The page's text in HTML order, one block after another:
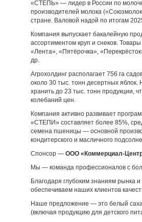
«СТЕПЬ» — лидер в России по
производителей молока
стране. Валовой надой по итогам
Компания выпускает бакалейную
ассортиментом круп и снеков.
«Лента», «Пятёрочка»,
др.
Агрохолдинг располагает 756 га
около 30 тыс. тонн десертных яблок.
хранить до 23 тыс. тонн продукции,
колебаний цен.
Компания активно развивает
«СТЕПИ» составляет более 85%,
семена пшеницы — основной
кондитерского и масличного
Спонсор — ООО «Коммерциал-
Мы — команда профессионалов с
Благодаря глубоким знаниям рынка
обеспечиваем наших клиентов
Наше предложение — это белый
(включая продукцию для детского